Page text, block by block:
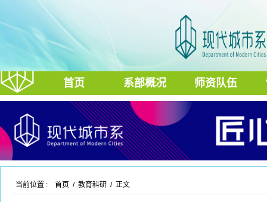
首页 系部概况 师资队伍
当前位置 : 首页 / 教育科研 / 正文